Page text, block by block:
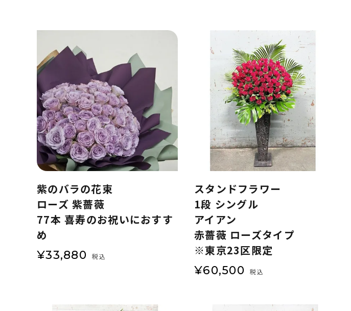
紫のバラの花束
ローズ 紫薔薇
77本 喜寿のお祝いにおすす
め
¥33,880 税込
スタンドフラワー
1段 シングル
アイアン
赤薔薇 ローズタイプ
※東京23区限定
¥60,500 税込